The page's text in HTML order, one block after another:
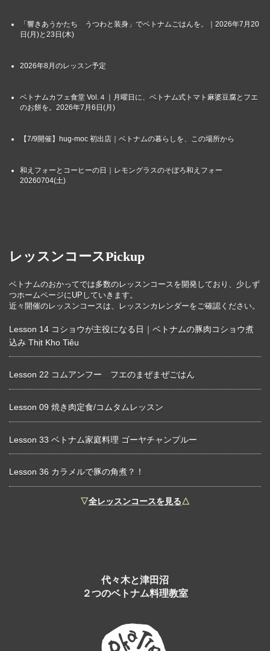
「響きあうかたち うつわと装身」でベトナムごはんを。｜2026年7月20
日(月)と23日(木)
2026年8月のレッスン予定
ベトナムカフェ食堂 Vol.４｜月曜日に、ベトナム式トマト麻婆豆腐とフエ
のお餅を。2026年7月6日(月)
【7/9開催】hug-moc 初出店｜ベトナムの暮らしを、この場所から
和えフォーとコーヒーの日｜レモングラスのそぼろ和えフォー
20260704(土)
レッスンコースPickup
ベトナムのおかってでは多数のレッスンコースを開発しており、少しず
つホームページにUPしていきます。
近々開催のレッスンコースは、レッスンカレンダーをご確認ください。
Lesson 14 コショウが主役になる日｜ベトナムの豚肉コショウ煮
込み Thịt Kho Tiêu
Lesson 22 コムアンフー フエのまぜまぜごはん
Lesson 09 焼き肉定食/コムタムレッスン
Lesson 33 ベトナム家庭料理 ゴーヤチャンプルー
Lesson 36 カラメルで豚の角煮？！
▽全レッスンコースを見る△
代々木と津田沼
２つのベトナム料理教室